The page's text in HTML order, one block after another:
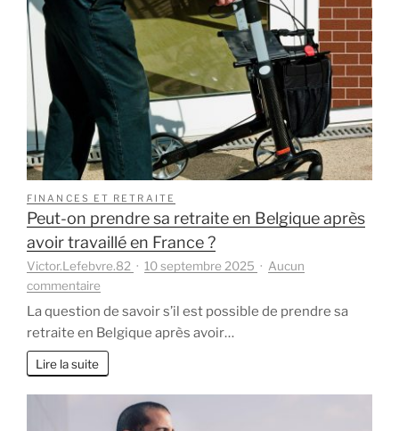
en
et
en
FINANCES ET RETRAITE
Peut-on prendre sa retraite en Belgique après
avoir travaillé en France ?
Victor.Lefebvre.82 10 septembre 2025
Aucun
commentaire
Peut-
on
prendre
Belgique
La question de savoir s’il est possible de prendre sa
retraite en Belgique après avoir…
Lire la suite